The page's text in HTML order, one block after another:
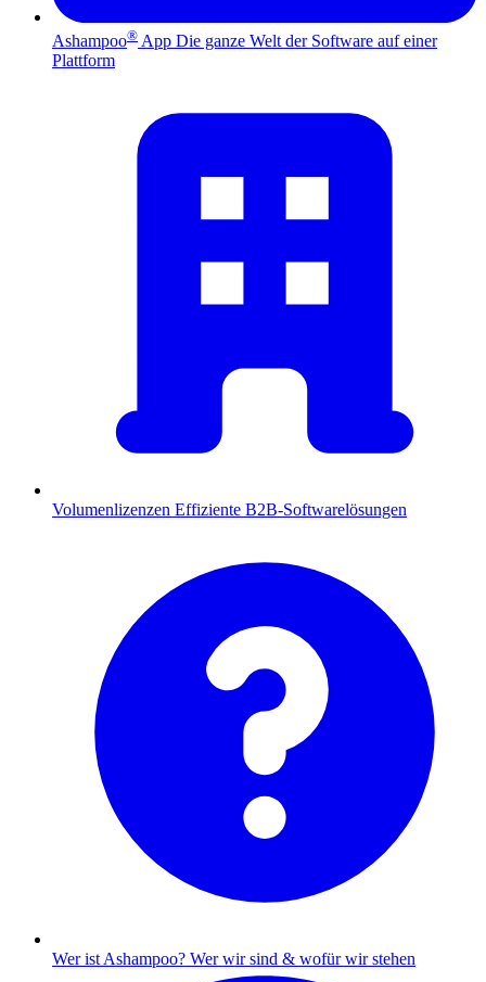
Ashampoo® App Die ganze Welt der Software auf einer
Plattform
Volumenlizenzen Effiziente B2B-Softwarelösungen
Wer ist Ashampoo? Wer wir sind & wofür wir stehen